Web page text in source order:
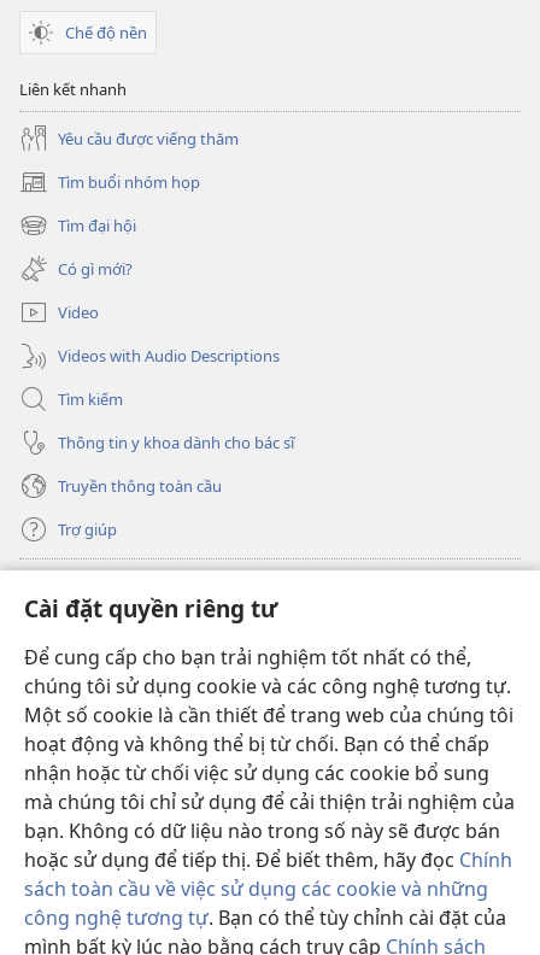
Cài đặt quyền riêng tư
Để cung cấp cho bạn trải nghiệm tốt nhất có thể,
chúng tôi sử dụng cookie và các công nghệ tương tự.
Một số cookie là cần thiết để trang web của chúng tôi
hoạt động và không thể bị từ chối. Bạn có thể chấp
nhận hoặc từ chối việc sử dụng các cookie bổ sung
mà chúng tôi chỉ sử dụng để cải thiện trải nghiệm của
bạn. Không có dữ liệu nào trong số này sẽ được bán
hoặc sử dụng để tiếp thị. Để biết thêm, hãy đọc Chính
sách toàn cầu về việc sử dụng các cookie và những
công nghệ tương tự. Bạn có thể tùy chỉnh cài đặt của
mình bất kỳ lúc nào bằng cách truy cập Chính sách
Chế độ nền
Liên kết nhanh
Yêu cầu được viếng thăm
Tìm buổi nhóm họp
(mở
cửa
sổ
mới)
Tìm đại hội
(mở
cửa
sổ
mới)
Có gì mới?
Video
Videos with Audio Descriptions
Tìm kiếm
Thông tin y khoa dành cho bác sĩ
Truyền thông toàn cầu
Trợ giúp
(mở
cửa
sổ
mới)
THƯ VIỆN TRỰC TUYẾN Tháp Canh
(mở
cửa
sổ
mới)
JW Hub ®
(mở
cửa
sổ
mới)
JW Library
Thư viện Tháp Canh
Copyright© 2026 Watch Tower Bible and Tract Society of Pennsylvania.